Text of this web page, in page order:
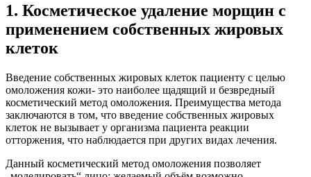
1. Косметическое удаление морщин с
применением собственных жировых
клеток
Введение собственных жировых клеток пациенту с целью
омоложения кожи- это наиболее щадящий и безвредный
косметический метод омоложения. Преимущества метода
заключаются в том, что введение собственных жировых
клеток не вызывает у организма пациента реакции
отторжения, что наблюдается при других видах лечения.
Данный косметический метод омоложения позволяет